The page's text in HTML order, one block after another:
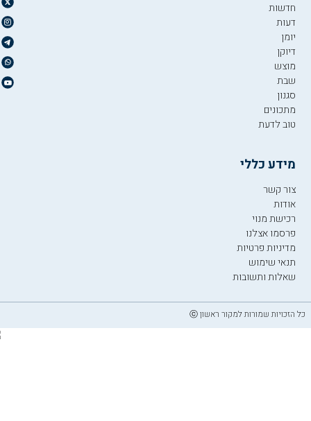
חדשות
דעות
יומן
דיוקן
מוצש
שבת
סגנון
מתכונים
טוב לדעת
מידע כללי
צור קשר
אודות
רכישת מנוי
פרסמו אצלנו
מדיניות פרטיות
תנאי שימוש
שאלות ותשובות
כל הזכויות שמורות למקור ראשון ⓒ